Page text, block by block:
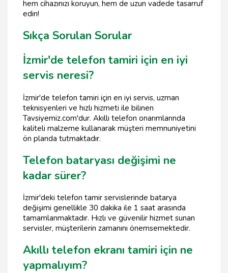
hem cihazınızı koruyun, hem de uzun vadede tasarruf
edin!
Sıkça Sorulan Sorular
İzmir'de telefon tamiri için en iyi
servis neresi?
İzmir'de telefon tamiri için en iyi servis, uzman
teknisyenleri ve hızlı hizmeti ile bilinen
Tavsiyemiz.com'dur. Akıllı telefon onarımlarında
kaliteli malzeme kullanarak müşteri memnuniyetini
ön planda tutmaktadır.
Telefon bataryası değişimi ne
kadar sürer?
İzmir'deki telefon tamir servislerinde batarya
değişimi genellikle 30 dakika ile 1 saat arasında
tamamlanmaktadır. Hızlı ve güvenilir hizmet sunan
servisler, müşterilerin zamanını önemsemektedir.
Akıllı telefon ekranı tamiri için ne
yapmalıyım?